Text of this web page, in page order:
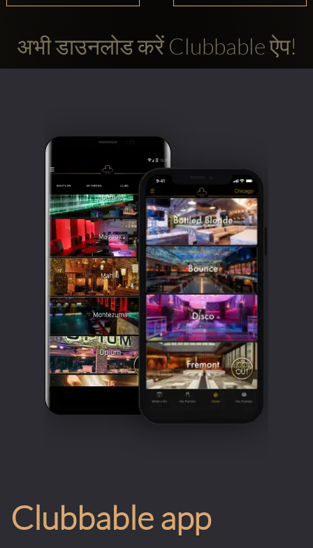
अभी डाउनलोड करें Clubbable ऐप!
Clubbable app